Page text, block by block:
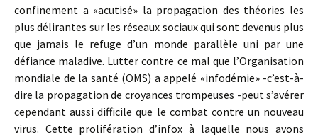
confinement a «acutisé» la propagation des théories les
plus délirantes sur les réseaux sociaux qui sont devenus plus
que jamais le refuge d’un monde parallèle uni par une
défiance maladive. Lutter contre ce mal que l’Organisation
mondiale de la santé (OMS) a appelé «infodémie» -c’est-à-
dire la propagation de croyances trompeuses -peut s’avérer
cependant aussi difficile que le combat contre un nouveau
virus. Cette prolifération d’infox à laquelle nous avons